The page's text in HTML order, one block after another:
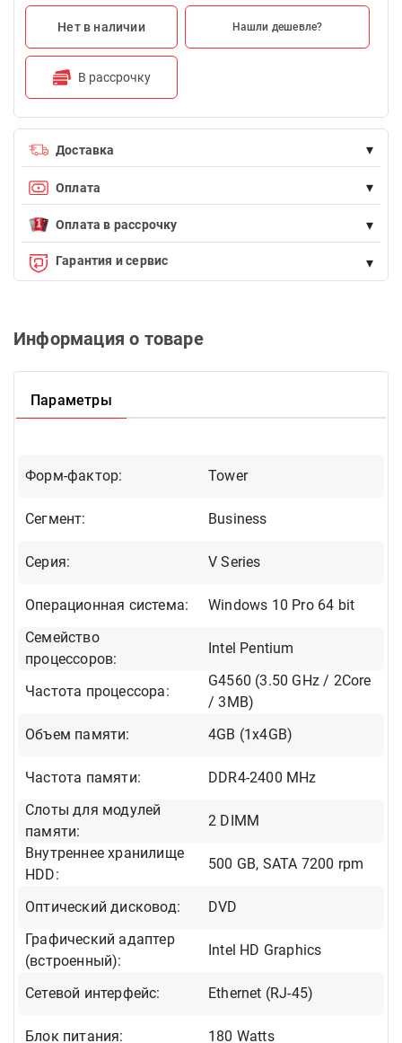
Нет в наличии Нашли дешевле?
В рассрочку
Доставка ▾
Оплата ▾
банковской картой.
Оплата в рассрочку ▾
qədər taksitlə əldə edə bilərsiniz.
Qeyd:
Гарантия и сервис ▾
Информация о товаре
Параметры
Форм-фактор: Tower
Сегмент: Business
Серия: V Series
Операционная система:
Windows 10 Pro 64 bit
Семейство
процессоров:
Intel Pentium
Частота процессора:
G4560 (3.50 GHz / 2Core
/ 3MB)
Объем памяти:
4GB (1x4GB)
Частота памяти:
DDR4-2400 MHz
Слоты для модулей
памяти:
2 DIMM
Внутреннее хранилище
HDD:
500 GB, SATA 7200 rpm
Оптический дисковод:
DVD
Графический адаптер
(встроенный):
Intel HD Graphics
Сетевой интерфейс: Ethernet (RJ-45)
Блок питания: 180 Watts